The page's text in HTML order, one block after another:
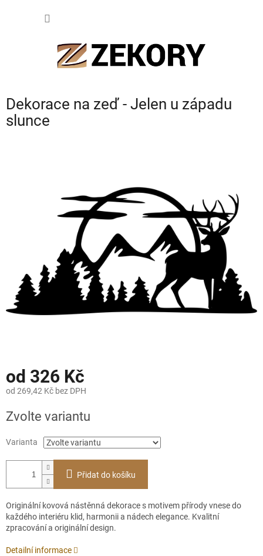
Dekorace na zeď - Jelen u západu
slunce
od 326 Kč
od 269,42 Kč bez DPH
cena:
Zvolte variantu
Varianta
Přidat do košíku
Originální kovová nástěnná dekorace s motivem přírody vnese do
každého interiéru klid, harmonii a nádech elegance. Kvalitní
zpracování a originální design.
Detailní informace